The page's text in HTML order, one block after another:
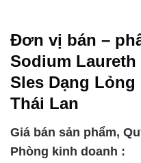
Đơn vị bán –
Sodium
Sles Dạng Lỏng
Thái Lan
Giá bán sản phẩm,
Phòng kinh doanh :